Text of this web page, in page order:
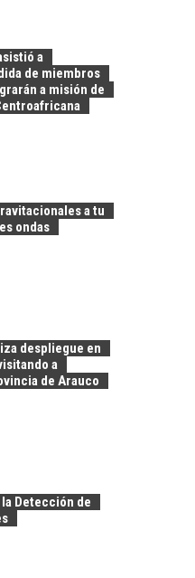
a
de miembros
a misión de
a tu
ondas
despliegue en
a
de Arauco
Detección de
EN LAS
EN
MÁS
el
DESDE